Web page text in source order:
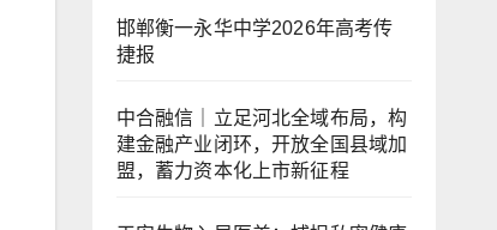
邯郸衡一永华中学2026年高考传
捷报
中合融信｜立足河北全域布局，构
建金融产业闭环，开放全国县域加
盟，蓄力资本化上市新征程